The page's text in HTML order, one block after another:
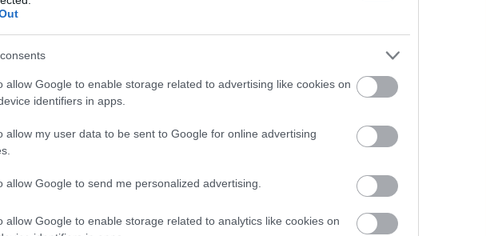
allow Google to enable storage related to advertising like cookies on
identifiers in apps.
allow my user data to be sent to Google for online advertising
allow Google to send me personalized advertising.
allow Google to enable storage related to analytics like cookies on
vagjúétteremben
világon ismerik, én is ellátogattam
voltak. Vagjúnyevltől a sushiig!
semmit se hozzáfűzni...
mit gondol erről egy magyar
Budapest rejtett kincsei: orosz
afrikai konyha
ázsiai konyha
baszk konyha
belgium